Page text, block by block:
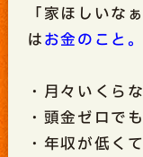
「家ほしいな
はお金のこと。
・月々いくら
・頭金ゼロで
・年収が低く